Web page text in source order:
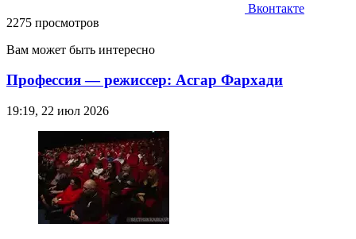
Вконтакте
2275 просмотров
Вам может быть интересно
Профессия — режиссер: Асгар Фархади
19:19, 22 июл 2026